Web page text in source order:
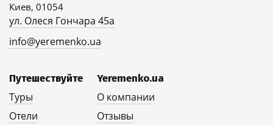
Киев, 01054
ул. Олеся Гончара 45а
info@yeremenko.ua
Путешествуйте
Туры
Отели
Yeremenko.ua
О компании
Отзывы